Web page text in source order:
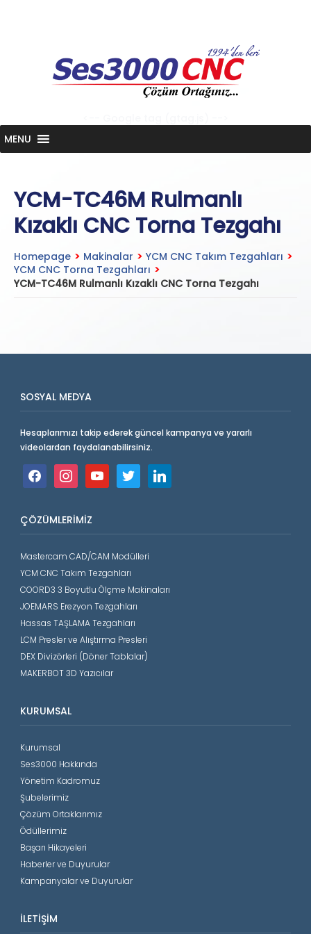
content
MENU
YCM-TC46M Rulmanlı
Kızaklı CNC Torna Tezgahı
Homepage > Makinalar > YCM CNC Takım Tezgahları >
YCM CNC Torna Tezgahları >
YCM-TC46M Rulmanlı Kızaklı CNC Torna Tezgahı
SOSYAL MEDYA
Hesaplarımızı takip ederek güncel kampanya ve yararlı
videolardan faydalanabilirsiniz.
facebookinstagramyoutube twitter linkedin
ÇÖZÜMLERIMIZ
Mastercam CAD/CAM Modülleri
YCM CNC Takım Tezgahları
COORD3 3 Boyutlu Ölçme Makinaları
JOEMARS Erezyon Tezgahları
Hassas TAŞLAMA Tezgahları
LCM Presler ve Alıştırma Presleri
DEX Divizörleri (Döner Tablalar)
MAKERBOT 3D Yazıcılar
KURUMSAL
Kurumsal
Ses3000 Hakkında
Yönetim Kadromuz
Şubelerimiz
Çözüm Ortaklarımız
Ödüllerimiz
Başarı Hikayeleri
Haberler ve Duyurular
Kampanyalar ve Duyurular
İLETIŞIM